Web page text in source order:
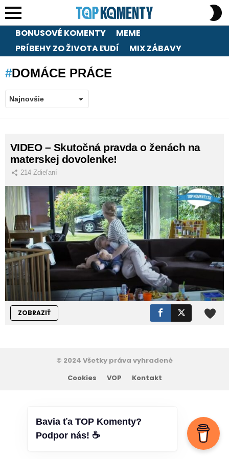
Menu
BONUSOVÉ KOMENTY
MEME
PRÍBEHY ZO ŽIVOTA ĽUDÍ
MIX ZÁBAVY
DOMÁCE PRÁCE
STORIES
VIDEO – Skutočná pravda o ženách na
materskej dovolenke!
214 Zdieľaní
ZOBRAZIŤ
© 2024 Všetky práva vyhradené
Cookies
VOP Kontakt
Bavia ťa TOP Komenty?
Podpor nás! ☕